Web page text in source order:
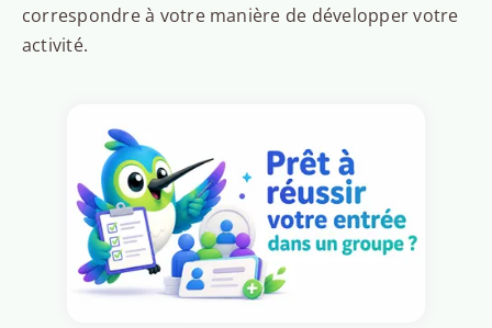
correspondre à votre manière de développer votre
activité.